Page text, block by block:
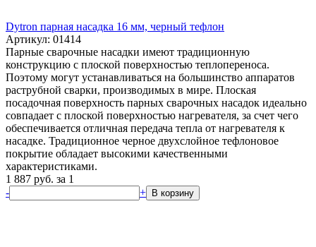
Dytron парная насадка 16 мм, черный тефлон
Артикул: 01414
Парные сварочные насадки имеют традиционную
конструкцию с плоской поверхностью теплопереноса.
Поэтому могут устанавливаться на большинство аппаратов
раструбной сварки, производимых в мире. Плоская
посадочная поверхность парных сварочных насадок идеально
совпадает с плоской поверхностью нагревателя, за счет чего
обеспечивается отличная передача тепла от нагревателя к
насадке. Традиционное черное двухслойное тефлоновое
покрытие обладает высокими качественными
характеристиками.
1 887 руб. за 1
-
+ В корзину